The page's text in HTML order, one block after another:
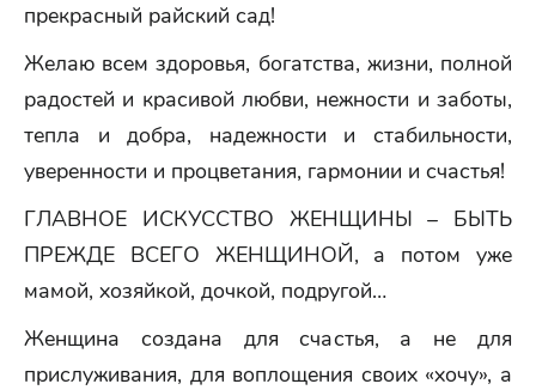
прекрасный райский сад!
Желаю всем здоровья, богатства, жизни, полной
радостей и красивой любви, нежности и заботы,
тепла и добра, надежности и стабильности,
уверенности и процветания, гармонии и счастья!
ГЛАВНОЕ ИСКУССТВО ЖЕНЩИНЫ – БЫТЬ
ПРЕЖДЕ ВСЕГО ЖЕНЩИНОЙ, а потом уже
мамой, хозяйкой, дочкой, подругой…
Женщина создана для счастья, а не для
прислуживания, для воплощения своих «хочу», а